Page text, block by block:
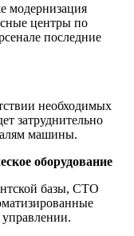
модернизация
центры по
последние
необходимых
затруднительно
машины.
оборудование
базы, СТО
управлении.